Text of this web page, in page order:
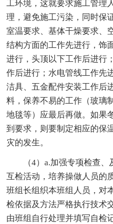
工环境，这就要求施工管理
理，避免施工污染，同时保
室温要求、基体干燥要求、
结构方面的工作先进行，饰
进行，头顶以下工作后进行
作后进行；水电管线工作先
洁具、五金配件安装工作后
料，保养不易的工作（玻璃
地毯等）应最后再做。如果
到要求，则要制定相应的保
灾的发生。
（4）a.加强专项检查
互检活动，培养操做人员的
班组长组织本班组人员，对
检依据及方法严格执行技术
由班组自行处理并填写自检